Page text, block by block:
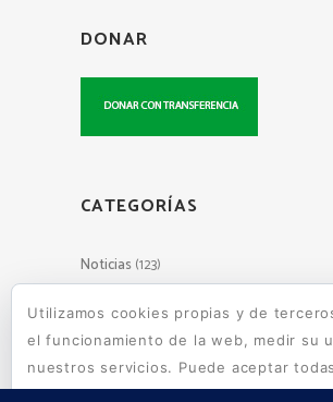
DONAR
CATEGORÍAS
Noticias(123)
Escuelas de Wara Wara
mail
Utilizamos cookies propias y de
el funcionamiento de la web, medir su
nuestros servicios. Puede aceptar
rechazar las no necesarias o configurar